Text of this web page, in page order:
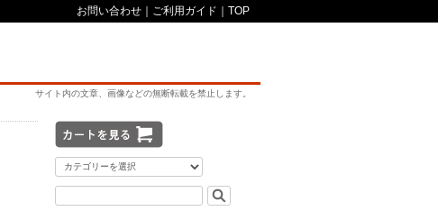
お問い合わせ ご利用ガイド TOP
サイト内の文章、画像などの無断転載を禁止します。